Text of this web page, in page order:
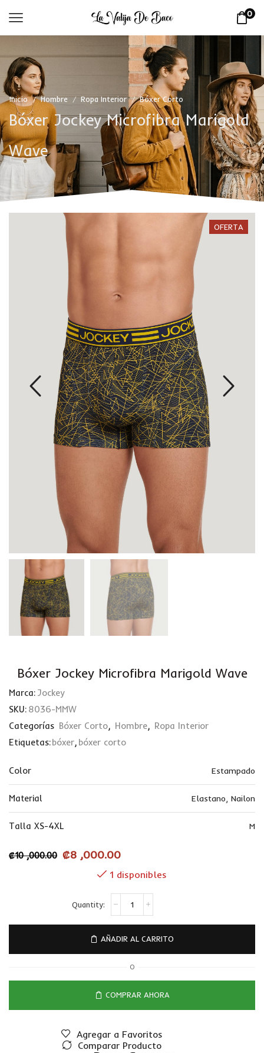
0
Inicio / Hombre / Ropa Interior / Bóxer Corto
Bóxer Jockey Microfibra Marigold
Wave
OFERTA
Bóxer Jockey Microfibra Marigold Wave
Marca: Jockey
SKU: 8036-MMW
Categorías Bóxer Corto, Hombre, Ropa Interior
Etiquetas:bóxer, bóxer corto
Color Estampado
Material Elastano, Nailon
Talla XS-4XL M
₡10 ,000.00 ₡8 ,000.00
1 disponibles
AÑADIR AL CARRITO
O
COMPRAR AHORA
Agregar a Favoritos
Comparar Producto